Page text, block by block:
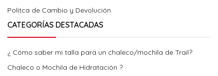
Politca de Cambio y Devolución
CATEGORÍAS DESTACADAS
¿ Cómo saber mi talla para un chaleco/mochila de Trail?
Chaleco o Mochila de Hidratación ?